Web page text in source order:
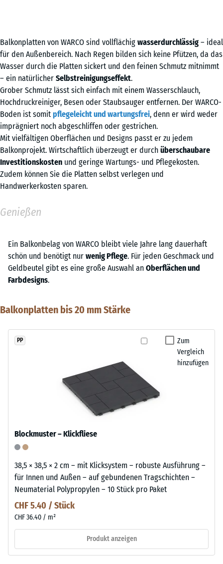
Balkonplatten von WARCO sind vollflächig wasserdurchlässig – ideal
für den Außenbereich. Nach Regen bilden sich keine Pfützen, da das
Wasser durch die Platten sickert und den feinen Schmutz mitnimmt
– ein natürlicher Selbstreinigungseffekt.
Grober Schmutz lässt sich einfach mit einem Wasserschlauch,
Hochdruckreiniger, Besen oder Staubsauger entfernen. Der WARCO-
Boden ist somit pflegeleicht und wartungsfrei, denn er wird weder
imprägniert noch abgeschliffen oder gestrichen.
Mit vielfältigen Oberflächen und Designs passt er zu jedem
Balkonprojekt. Wirtschaftlich überzeugt er durch überschaubare
Investitionskosten und geringe Wartungs- und Pflegekosten.
Zudem können Sie die Platten selbst verlegen und
Handwerkerkosten sparen.
Genießen
Ein Balkonbelag von WARCO bleibt viele Jahre lang dauerhaft
schön und benötigt nur wenig Pflege. Für jeden Geschmack und
Geldbeutel gibt es eine große Auswahl an Oberflächen und
Farbdesigns.
Balkonplatten bis 20 mm Stärke
Zum
Vergleich
hinzufügen
PP
Blockmuster – Klickfliese
38,5 × 38,5 × 2 cm – mit Klicksystem – robuste Ausführung –
für Innen und Außen – auf gebundenen Tragschichten –
Neumaterial Polypropylen – 10 Stück pro Paket
CHF 5.40 / Stück
CHF 36.40 / m²
Produkt anzeigen